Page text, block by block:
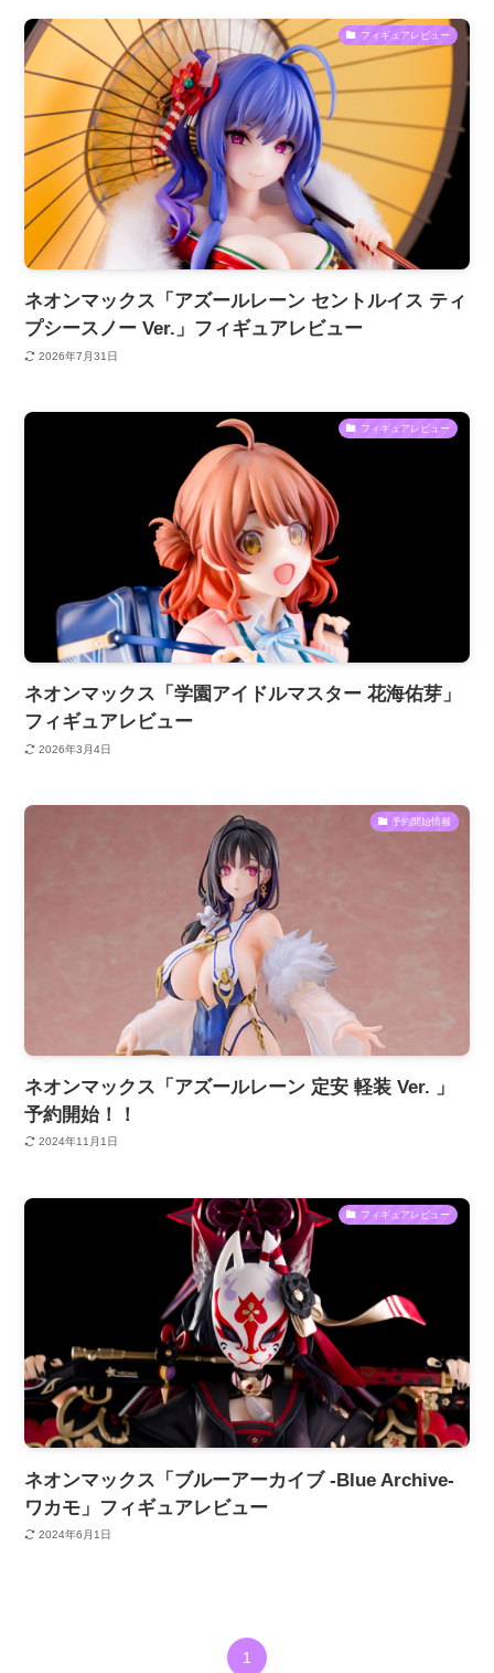
フィギュアレビュー
ネオンマックス「アズールレーン セントルイス ティ
プシースノー Ver.」フィギュアレビュー
2026年7月31日
フィギュアレビュー
ネオンマックス「学園アイドルマスター 花海佑芽」
フィギュアレビュー
2026年3月4日
予約開始情報
ネオンマックス「アズールレーン 定安 軽装 Ver. 」
予約開始！！
2024年11月1日
フィギュアレビュー
ネオンマックス「ブルーアーカイブ -Blue Archive-
ワカモ」フィギュアレビュー
2024年6月1日
1